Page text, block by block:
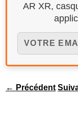
AR XR,
← Précédent